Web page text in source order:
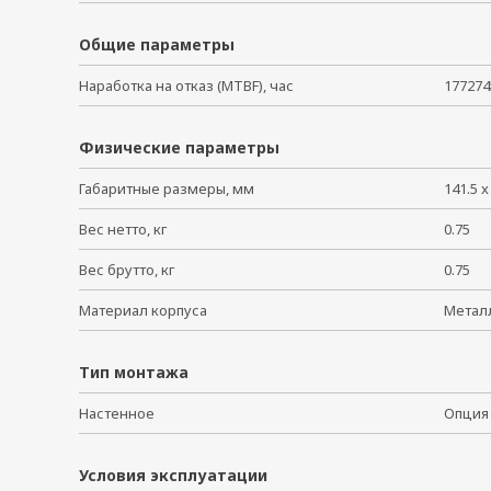
Общие параметры
Наработка на отказ (MTBF), час
Физические параметры
Габаритные размеры, мм 141.5
Вес нетто, кг 0.75
Вес брутто, кг 0.75
Материал корпуса
Тип монтажа
Настенное
Условия эксплуатации